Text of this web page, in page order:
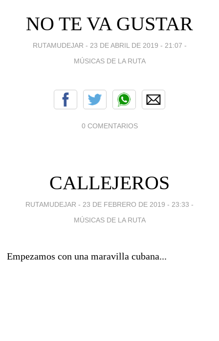
NO TE VA GUSTAR
RUTAMUDEJAR - 23 DE ABRIL DE 2019 - 21:07 -
MÚSICAS DE LA RUTA
0 COMENTARIOS
CALLEJEROS
RUTAMUDEJAR - 23 DE FEBRERO DE 2019 - 23:33 -
MÚSICAS DE LA RUTA
Empezamos con una maravilla cubana...